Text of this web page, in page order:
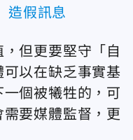
造假訊息
但更要堅守「自
以在缺乏事實基
個被犧牲的，可
要媒體監督，更